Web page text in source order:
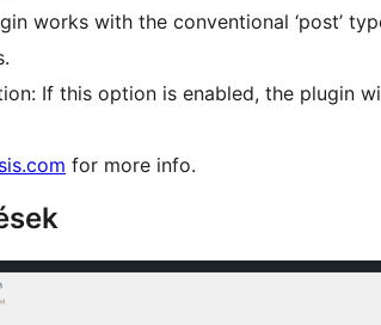
works with the conventional ‘post’
If this option is enabled, the plugin
for more info.